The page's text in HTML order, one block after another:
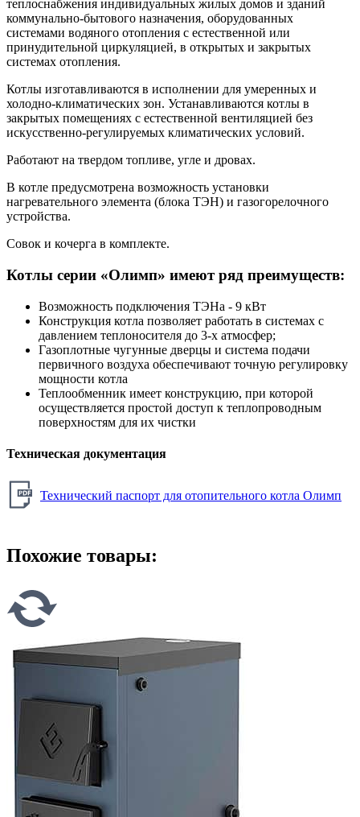
теплоснабжения индивидуальных жилых домов и зданий
коммунально-бытового назначения, оборудованных
системами водяного отопления с естественной или
принудительной циркуляцией, в открытых и закрытых
системах отопления.
Котлы изготавливаются в исполнении для умеренных и
холодно-климатических зон. Устанавливаются котлы в
закрытых помещениях с естественной вентиляцией без
искусственно-регулируемых климатических условий.
Работают на твердом топливе, угле и дровах.
В котле предусмотрена возможность установки
нагревательного элемента (блока ТЭН) и газогорелочного
устройства.
Совок и кочерга в комплекте.
Котлы серии «Олимп» имеют ряд преимуществ:
Возможность подключения ТЭНа - 9 кВт
Конструкция котла позволяет работать в системах с
давлением теплоносителя до 3-х атмосфер;
Газоплотные чугунные дверцы и система подачи
первичного воздуха обеспечивают точную регулировку
мощности котла
Теплообменник имеет конструкцию, при которой
осуществляется простой доступ к теплопроводным
поверхностям для их чистки
Техническая документация
Технический паспорт для отопительного котла Олимп
Похожие товары: